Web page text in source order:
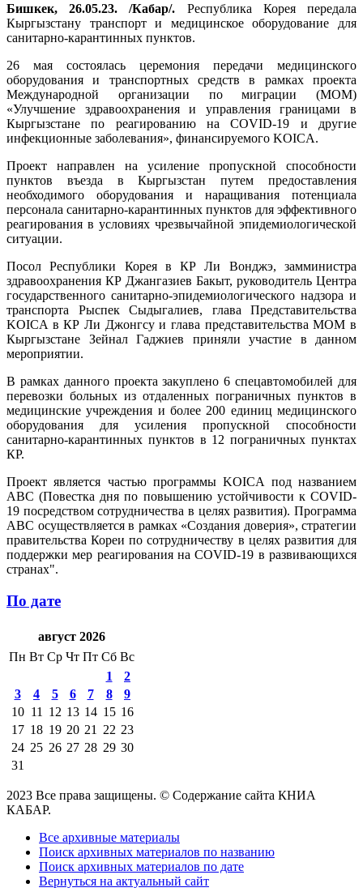
Бишкек, 26.05.23. /Кабар/. Республика Корея передала
Кыргызстану транспорт и медицинское оборудование для
санитарно-карантинных пунктов.
26 мая состоялась церемония передачи медицинского
оборудования и транспортных средств в рамках проекта
Международной организации по миграции (МОМ)
«Улучшение здравоохранения и управления границами в
Кыргызстане по реагированию на COVID-19 и другие
инфекционные заболевания», финансируемого KOICA.
Проект направлен на усиление пропускной способности
пунктов въезда в Кыргызстан путем предоставления
необходимого оборудования и наращивания потенциала
персонала санитарно-карантинных пунктов для эффективного
реагирования в условиях чрезвычайной эпидемиологической
ситуации.
Посол Республики Корея в КР Ли Вонджэ, замминистра
здравоохранения КР Джангазиев Бакыт, руководитель Центра
государственного санитарно-эпидемиологического надзора и
транспорта Рыспек Сыдыгалиев, глава Представительства
KOICA в КР Ли Джонгсу и глава представительства МОМ в
Кыргызстане Зейнал Гаджиев приняли участие в данном
мероприятии.
В рамках данного проекта закуплено 6 спецавтомобилей для
перевозки больных из отдаленных пограничных пунктов в
медицинские учреждения и более 200 единиц медицинского
оборудования для усиления пропускной способности
санитарно-карантинных пунктов в 12 пограничных пунктах
КР.
Проект является частью программы KOICA под названием
ABC (Повестка дня по повышению устойчивости к COVID-
19 посредством сотрудничества в целях развития). Программа
ABC осуществляется в рамках «Создания доверия», стратегии
правительства Кореи по сотрудничеству в целях развития для
поддержки мер реагирования на COVID-19 в развивающихся
странах".
По дате
август 2026
Пн Вт Ср Чт Пт Сб Вс
1
2
3
4 5 6 7 8
9
10 11 12 13 14 15 16
17 18 19 20 21 22 23
24 25 26 27 28 29 30
31
2023 Все права защищены. © Содержание сайта КНИА
КАБАР.
Все архивные материалы
Поиск архивных материалов по названию
Поиск архивных материалов по дате
Вернуться на актуальный сайт